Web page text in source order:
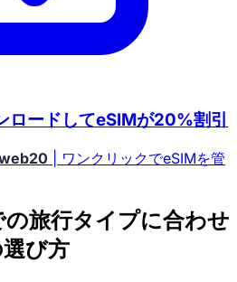
ロードしてeSIMが20%割引
| ワンクリックでeSIMを管
旅行タイプに合わせ
び方